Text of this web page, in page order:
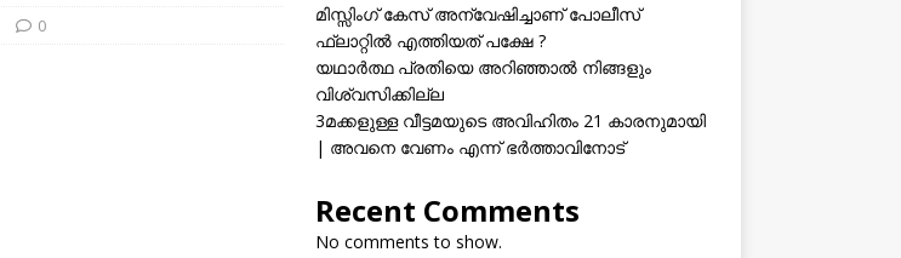
0
മിസ്സിംഗ് കേസ് അന്വേഷിച്ചാണ് പോലീസ്
ഫ്ലാറ്റിൽ എത്തിയത് പക്ഷേ ?
യഥാർത്ഥ പ്രതിയെ അറിഞ്ഞാൽ നിങ്ങളും
വിശ്വസിക്കില്ല
3മക്കളുള്ള വീട്ടമയുടെ അവിഹിതം 21 കാരനുമായി
| അവനെ വേണം എന്ന് ഭർത്താവിനോട്
Recent Comments
No comments to show.